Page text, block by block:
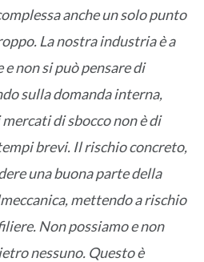
anche un solo punto
La nostra industria è a
non si può pensare di
sulla domanda interna,
di sbocco non è di
brevi. Il rischio concreto,
una buona parte della
mettendo a rischio
Non possiamo e non
nessuno. Questo è